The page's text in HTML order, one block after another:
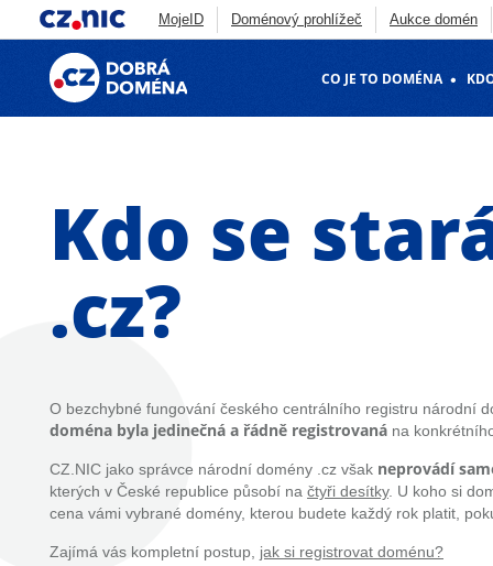
MojeID Doménový prohlížeč
Aukce domén
Deny listy
Penetrační testování FRED
Zonemaster
Skener webu ADAM DNS
CO JE TO DOMÉNA
Kdo se
.cz?
O bezchybné fungování českého centrálního registru národní
doména byla jedinečná a řádně registrovaná na
CZ.NIC jako správce národní domény .cz však neprovádí
kterých v České republice působí na čtyři desítky. U koho si
cena vámi vybrané domény, kterou budete každý rok platit,
Zajímá vás kompletní postup, jak si registrovat doménu?